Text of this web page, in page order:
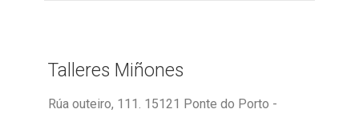
Talleres Miñones
Rúa outeiro, 111. 15121 Ponte do Porto -